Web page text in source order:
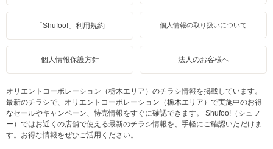
「Shufoo!」利用規約 個人情報の取り扱いについて
個人情報保護方針 法人のお客様へ
オリエントコーポレーション（栃木エリア）のチラシ情報を掲載しています。
最新のチラシで、オリエントコーポレーション（栃木エリア）で実施中のお得
なセールやキャンペーン、特売情報をすぐに確認できます。 Shufoo!（シュフ
ー）ではお近くの店舗で使える最新のチラシ情報を、手軽にご確認いただけま
す。お得な情報をぜひご活用ください。